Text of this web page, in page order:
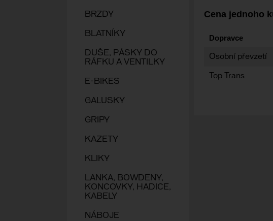
BRZDY
BLATNÍKY
DUŠE, PÁSKY DO
RÁFKU A VENTILKY
E-BIKES
GALUSKY
GRIPY
KAZETY
KLIKY
LANKA, BOWDENY,
KONCOVKY, HADICE,
KABELY
NÁBOJE
Cena jednoho
Dopravce
Osobní převzetí
Top Trans